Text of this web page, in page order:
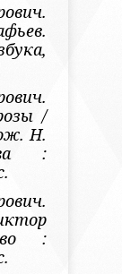
/
Н.
:
: